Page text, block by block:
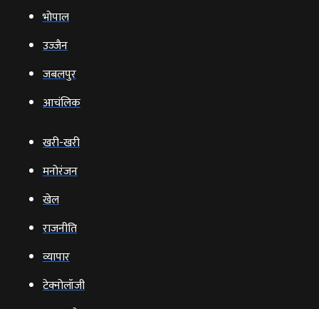
भोपाल
उज्‍जैन
जबलपुर
आचंलिक
खरी-खरी
मनोरंजन
खेल
राजनीति
व्‍यापार
टेक्‍नोलॉजी